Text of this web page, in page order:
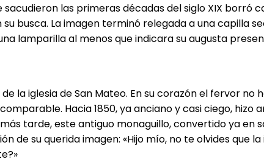
las primeras décadas del siglo XIX borró
busca. La imagen terminó relegada a una capilla
lamparilla al menos que indicara su augusta
la iglesia de San Mateo. En su corazón el fervor
Hacia 1850, ya anciano y casi ciego, hizo
tarde, este antiguo monaguillo, convertido ya
de su querida imagen: «Hijo mío, no te olvides que